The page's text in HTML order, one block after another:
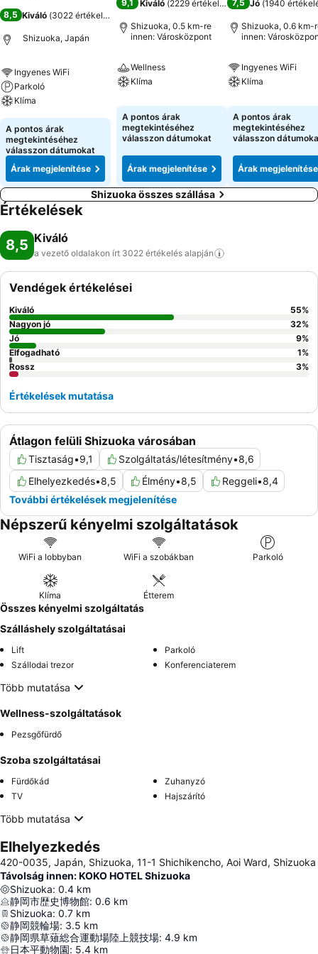
8,5 Kiváló (3022 értékelés
Shizuoka, Japán
Ingyenes WiFi
Parkoló
Klíma
A pontos árak
megtekintéséhez
válasszon dátumokat
Árak megjelenítése
9,1 Kiváló (2229 értékelés)
Shizuoka, 0.5 km-re
innen: Városközpont
Wellness
Klíma
A pontos árak
megtekintéséhez
válasszon dátumokat
Árak megjelenítése
7,5 Jó (1940
Shizuoka, 0.6 km-
innen:
Ingyenes WiFi
Klíma
A pontos árak
megtekintéséhez
válasszon
Árak megjelenítése
Shizuoka összes szállása
Értékelések
8,5 Kiváló
a vezető oldalakon írt 3022 értékelés alapján
Átlagon felüli Shizuoka városában
Tisztaság•9,1 Szolgáltatás/létesítmény•8,6
Elhelyezkedés•8,5 Élmény•8,5 Reggeli•8,4
További értékelések megjelenítése
Vendégek értékelései
Kiváló 55%
Nagyon jó
32%
Jó
9%
Elfogadható
1%
Rossz
3%
Értékelések mutatása
Népszerű kényelmi szolgáltatások
WiFi a lobbyban WiFi a szobákban Parkoló
Klíma Étterem
Összes kényelmi szolgáltatás
Szálláshely szolgáltatásai
Lift
Parkoló
Szállodai trezor
Konferenciaterem
Több mutatása
Wellness-szolgáltatások
Pezsgőfürdő
Szoba szolgáltatásai
Fürdőkád
Zuhanyzó
TV
Hajszárító
Több mutatása
Elhelyezkedés
420-0035, Japán, Shizuoka, 11-1 Shichikencho, Aoi Ward, Shizuoka
Távolság innen: KOKO HOTEL Shizuoka
Shizuoka: 0.4 km
静岡市歴史博物館: 0.6 km
Shizuoka: 0.7 km
静岡競輪場: 3.5 km
静岡県草薙総合運動場陸上競技場: 4.9 km
日本平動物園: 5.4 km